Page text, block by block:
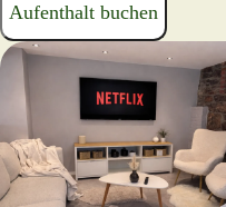
Aufenthalt buchen